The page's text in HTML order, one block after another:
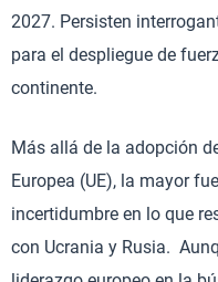
2027. Persisten
para el despliegue de
continente.
Más allá de la adopción
Europea (UE), la mayor
incertidumbre en lo que
con Ucrania y Rusia.